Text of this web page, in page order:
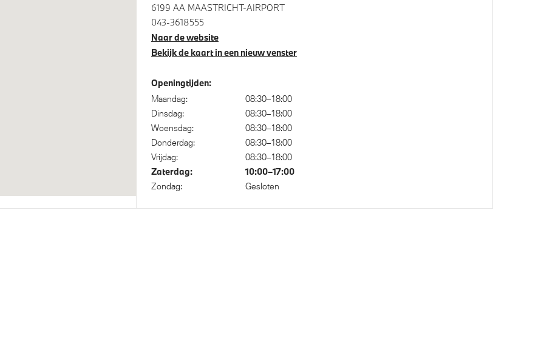
Actieve Voetgangersbescherming
6199 AA MAASTRICHT-AIRPORT
043-3618555
Naar de website
Bekijk de kaart in een nieuw venster
Openingtijden:
Maandag:
08:30–18:00
Dinsdag:
08:30–18:00
Woensdag:
08:30–18:00
Donderdag:
08:30–18:00
Vrijdag:
08:30–18:00
Zaterdag: 10:00–17:00
Zondag: Gesloten